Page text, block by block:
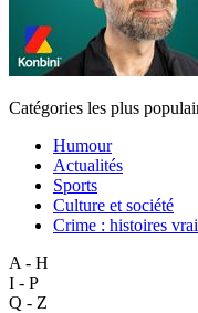
Catégories les plus
Humour
Actualités
Sports
Culture et société
Crime : histoires
A - H
I - P
Q - Z